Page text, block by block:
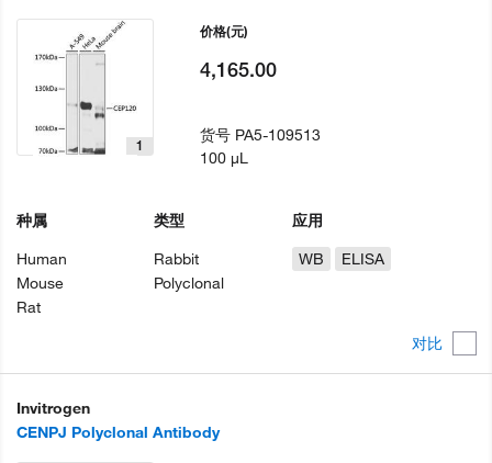
对比
1
种属
Human
Mouse
Rat
类型
Rabbit
Polyclonal
应用
WB
ELISA
价格(元)
4,165.00
货号 PA5-109513
100 µL
Invitrogen
CENPJ Polyclonal Antibody